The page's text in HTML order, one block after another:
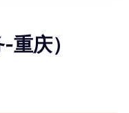
庆）